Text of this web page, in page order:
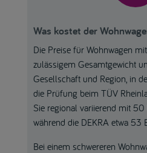
Was kostet der
Die Preise für Wohnwagen
zulässigem Gesamtgewicht
Gesellschaft und Region, in
die Prüfung beim TÜV
Sie regional variierend mit 50
während die DEKRA etwa 53
Bei einem schwereren